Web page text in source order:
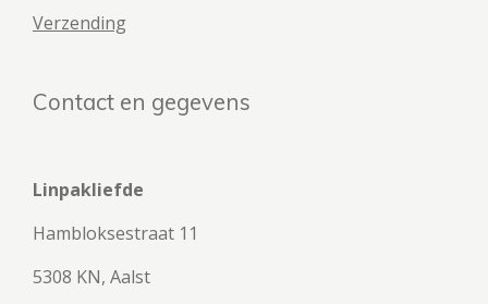
Verzending
Contact en gegevens
Linpakliefde
Hambloksestraat 11
5308 KN, Aalst